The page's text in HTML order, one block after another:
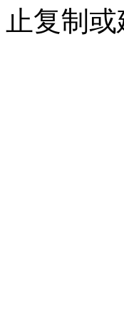
止复制